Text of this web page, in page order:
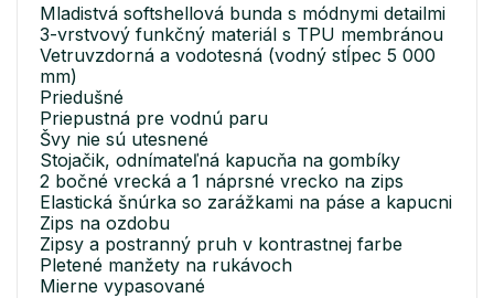
Mladistvá softshellová bunda s módnymi detailmi
3-vrstvový funkčný materiál s TPU membránou
Vetruvzdorná a vodotesná (vodný stĺpec 5 000
mm)
Priedušné
Priepustná pre vodnú paru
Švy nie sú utesnené
Stojačik, odnímateľná kapucňa na gombíky
2 bočné vrecká a 1 náprsné vrecko na zips
Elastická šnúrka so zarážkami na páse a kapucni
Zips na ozdobu
Zipsy a postranný pruh v kontrastnej farbe
Pletené manžety na rukávoch
Mierne vypasované